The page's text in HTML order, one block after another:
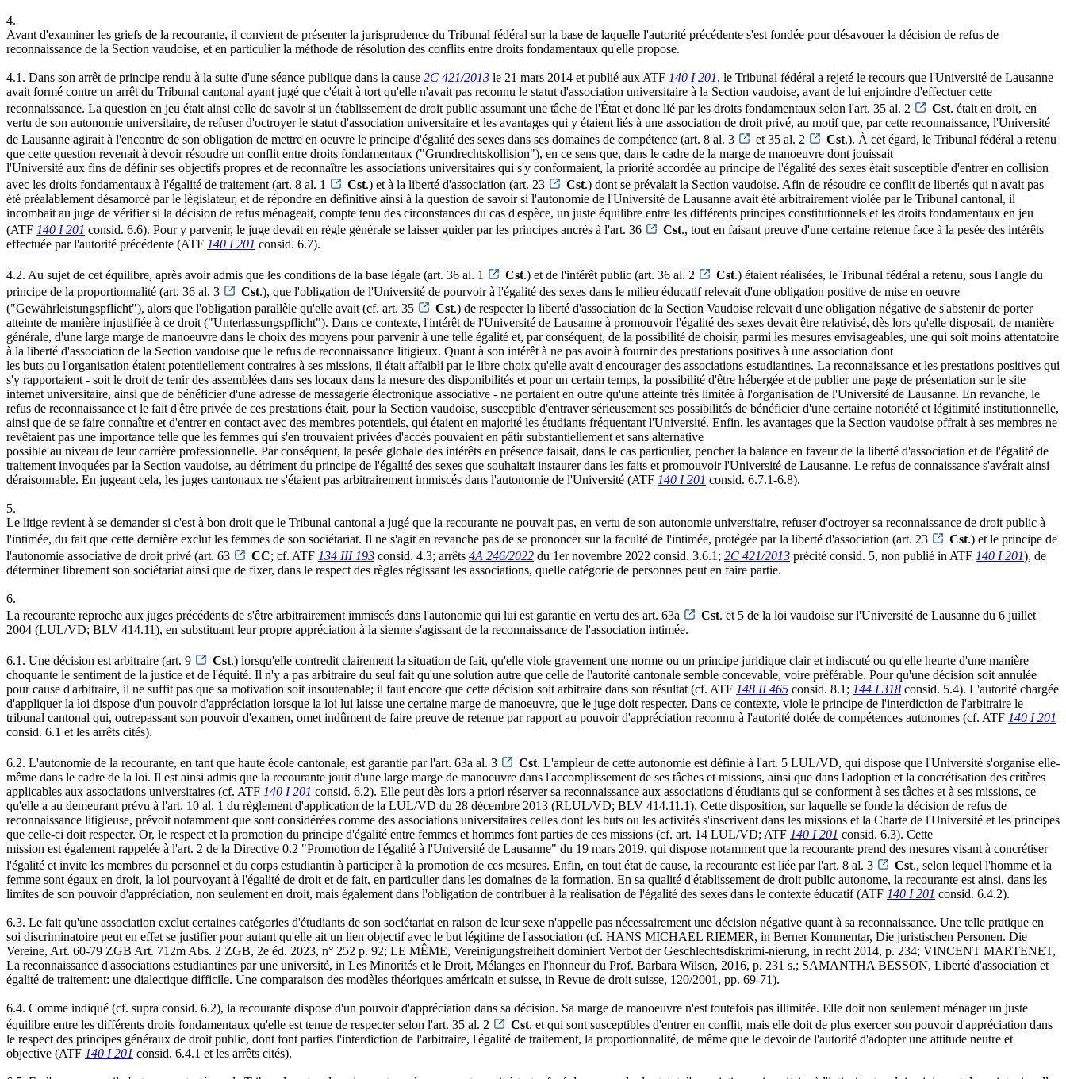
4.
Avant d'examiner les griefs de la recourante, il convient de présenter la jurisprudence du Tribunal fédéral sur la base de laquelle l'autorité précédente s'est fondée pour désavouer la décision de refus de
reconnaissance de la Section vaudoise, et en particulier la méthode de résolution des conflits entre droits fondamentaux qu'elle propose.
4.1. Dans son arrêt de principe rendu à la suite d'une séance publique dans la cause 2C 421/2013 le 21 mars 2014 et publié aux ATF 140 I 201, le Tribunal fédéral a rejeté le recours que l'Université de Lausanne
avait formé contre un arrêt du Tribunal cantonal ayant jugé que c'était à tort qu'elle n'avait pas reconnu le statut d'association universitaire à la Section vaudoise, avant de lui enjoindre d'effectuer cette
reconnaissance. La question en jeu était ainsi celle de savoir si un établissement de droit public assumant une tâche de l'État et donc lié par les droits fondamentaux selon l'art. 35 al. 2
Cst. était en droit, en
vertu de son autonomie universitaire, de refuser d'octroyer le statut d'association universitaire et les avantages qui y étaient liés à une association de droit privé, au motif que, par cette reconnaissance, l'Université
de Lausanne agirait à l'encontre de son obligation de mettre en oeuvre le principe d'égalité des sexes dans ses domaines de compétence (art. 8 al. 3
et 35 al. 2 Cst.). À cet égard, le Tribunal fédéral a retenu
que cette question revenait à devoir résoudre un conflit entre droits fondamentaux ("Grundrechtskollision"), en ce sens que, dans le cadre de la marge de manoeuvre dont jouissait
l'Université aux fins de définir ses objectifs propres et de reconnaître les associations universitaires qui s'y conformaient, la priorité accordée au principe de l'égalité des sexes était susceptible d'entrer en collision
avec les droits fondamentaux à l'égalité de traitement (art. 8 al. 1
Cst.) et à la liberté d'association (art. 23 Cst.) dont se prévalait la Section vaudoise. Afin de résoudre ce conflit de libertés qui n'avait pas
été préalablement désamorcé par le législateur, et de répondre en définitive ainsi à la question de savoir si l'autonomie de l'Université de Lausanne avait été arbitrairement violée par le Tribunal cantonal, il
incombait au juge de vérifier si la décision de refus ménageait, compte tenu des circonstances du cas d'espèce, un juste équilibre entre les différents principes constitutionnels et les droits fondamentaux en jeu
(ATF 140 I 201 consid. 6.6). Pour y parvenir, le juge devait en règle générale se laisser guider par les principes ancrés à l'art. 36 Cst., tout en faisant preuve d'une certaine retenue face à la pesée des intérêts
effectuée par l'autorité précédente (ATF 140 I 201 consid. 6.7).
4.2. Au sujet de cet équilibre, après avoir admis que les conditions de la base légale (art. 36 al. 1 Cst.) et de l'intérêt public (art. 36 al. 2 Cst.) étaient réalisées, le Tribunal fédéral a retenu, sous l'angle du
principe de la proportionnalité (art. 36 al. 3
Cst.), que l'obligation de l'Université de pourvoir à l'égalité des sexes dans le milieu éducatif relevait d'une obligation positive de mise en oeuvre
("Gewährleistungspflicht"), alors que l'obligation parallèle qu'elle avait (cf. art. 35
Cst.) de respecter la liberté d'association de la Section Vaudoise relevait d'une obligation négative de s'abstenir de porter
atteinte de manière injustifiée à ce droit ("Unterlassungspflicht"). Dans ce contexte, l'intérêt de l'Université de Lausanne à promouvoir l'égalité des sexes devait être relativisé, dès lors qu'elle disposait, de manière
générale, d'une large marge de manoeuvre dans le choix des moyens pour parvenir à une telle égalité et, par conséquent, de la possibilité de choisir, parmi les mesures envisageables, une qui soit moins attentatoire
à la liberté d'association de la Section vaudoise que le refus de reconnaissance litigieux. Quant à son intérêt à ne pas avoir à fournir des prestations positives à une association dont
les buts ou l'organisation étaient potentiellement contraires à ses missions, il était affaibli par le libre choix qu'elle avait d'encourager des associations estudiantines. La reconnaissance et les prestations positives qui
s'y rapportaient - soit le droit de tenir des assemblées dans ses locaux dans la mesure des disponibilités et pour un certain temps, la possibilité d'être hébergée et de publier une page de présentation sur le site
internet universitaire, ainsi que de bénéficier d'une adresse de messagerie électronique associative - ne portaient en outre qu'une atteinte très limitée à l'organisation de l'Université de Lausanne. En revanche, le
refus de reconnaissance et le fait d'être privée de ces prestations était, pour la Section vaudoise, susceptible d'entraver sérieusement ses possibilités de bénéficier d'une certaine notoriété et légitimité institutionnelle,
ainsi que de se faire connaître et d'entrer en contact avec des membres potentiels, qui étaient en majorité les étudiants fréquentant l'Université. Enfin, les avantages que la Section vaudoise offrait à ses membres ne
revêtaient pas une importance telle que les femmes qui s'en trouvaient privées d'accès pouvaient en pâtir substantiellement et sans alternative
possible au niveau de leur carrière professionnelle. Par conséquent, la pesée globale des intérêts en présence faisait, dans le cas particulier, pencher la balance en faveur de la liberté d'association et de l'égalité de
traitement invoquées par la Section vaudoise, au détriment du principe de l'égalité des sexes que souhaitait instaurer dans les faits et promouvoir l'Université de Lausanne. Le refus de connaissance s'avérait ainsi
déraisonnable. En jugeant cela, les juges cantonaux ne s'étaient pas arbitrairement immiscés dans l'autonomie de l'Université (ATF 140 I 201 consid. 6.7.1-6.8).
5.
Le litige revient à se demander si c'est à bon droit que le Tribunal cantonal a jugé que la recourante ne pouvait pas, en vertu de son autonomie universitaire, refuser d'octroyer sa reconnaissance de droit public à
l'intimée, du fait que cette dernière exclut les femmes de son sociétariat. Il ne s'agit en revanche pas de se prononcer sur la faculté de l'intimée, protégée par la liberté d'association (art. 23
Cst.) et le principe de
l'autonomie associative de droit privé (art. 63
CC; cf. ATF 134 III 193 consid. 4.3; arrêts 4A 246/2022 du 1er novembre 2022 consid. 3.6.1; 2C 421/2013 précité consid. 5, non publié in ATF 140 I 201), de
déterminer librement son sociétariat ainsi que de fixer, dans le respect des règles régissant les associations, quelle catégorie de personnes peut en faire partie.
6.
La recourante reproche aux juges précédents de s'être arbitrairement immiscés dans l'autonomie qui lui est garantie en vertu des art. 63a
Cst. et 5 de la loi vaudoise sur l'Université de Lausanne du 6 juillet
2004 (LUL/VD; BLV 414.11), en substituant leur propre appréciation à la sienne s'agissant de la reconnaissance de l'association intimée.
6.1. Une décision est arbitraire (art. 9 Cst.) lorsqu'elle contredit clairement la situation de fait, qu'elle viole gravement une norme ou un principe juridique clair et indiscuté ou qu'elle heurte d'une manière
choquante le sentiment de la justice et de l'équité. Il n'y a pas arbitraire du seul fait qu'une solution autre que celle de l'autorité cantonale semble concevable, voire préférable. Pour qu'une décision soit annulée
pour cause d'arbitraire, il ne suffit pas que sa motivation soit insoutenable; il faut encore que cette décision soit arbitraire dans son résultat (cf. ATF 148 II 465 consid. 8.1; 144 I 318 consid. 5.4). L'autorité chargée
d'appliquer la loi dispose d'un pouvoir d'appréciation lorsque la loi lui laisse une certaine marge de manoeuvre, que le juge doit respecter. Dans ce contexte, viole le principe de l'interdiction de l'arbitraire le
tribunal cantonal qui, outrepassant son pouvoir d'examen, omet indûment de faire preuve de retenue par rapport au pouvoir d'appréciation reconnu à l'autorité dotée de compétences autonomes (cf. ATF 140 I 201
consid. 6.1 et les arrêts cités).
6.2. L'autonomie de la recourante, en tant que haute école cantonale, est garantie par l'art. 63a al. 3 Cst. L'ampleur de cette autonomie est définie à l'art. 5 LUL/VD, qui dispose que l'Université s'organise elle-
même dans le cadre de la loi. Il est ainsi admis que la recourante jouit d'une large marge de manoeuvre dans l'accomplissement de ses tâches et missions, ainsi que dans l'adoption et la concrétisation des critères
applicables aux associations universitaires (cf. ATF 140 I 201 consid. 6.2). Elle peut dès lors a priori réserver sa reconnaissance aux associations d'étudiants qui se conforment à ses tâches et à ses missions, ce
qu'elle a au demeurant prévu à l'art. 10 al. 1 du règlement d'application de la LUL/VD du 28 décembre 2013 (RLUL/VD; BLV 414.11.1). Cette disposition, sur laquelle se fonde la décision de refus de
reconnaissance litigieuse, prévoit notamment que sont considérées comme des associations universitaires celles dont les buts ou les activités s'inscrivent dans les missions et la Charte de l'Université et les principes
que celle-ci doit respecter. Or, le respect et la promotion du principe d'égalité entre femmes et hommes font parties de ces missions (cf. art. 14 LUL/VD; ATF 140 I 201 consid. 6.3). Cette
mission est également rappelée à l'art. 2 de la Directive 0.2 "Promotion de l'égalité à l'Université de Lausanne" du 19 mars 2019, qui dispose notamment que la recourante prend des mesures visant à concrétiser
l'égalité et invite les membres du personnel et du corps estudiantin à participer à la promotion de ces mesures. Enfin, en tout état de cause, la recourante est liée par l'art. 8 al. 3
Cst., selon lequel l'homme et la
femme sont égaux en droit, la loi pourvoyant à l'égalité de droit et de fait, en particulier dans les domaines de la formation. En sa qualité d'établissement de droit public autonome, la recourante est ainsi, dans les
limites de son pouvoir d'appréciation, non seulement en droit, mais également dans l'obligation de contribuer à la réalisation de l'égalité des sexes dans le contexte éducatif (ATF 140 I 201 consid. 6.4.2).
6.3. Le fait qu'une association exclut certaines catégories d'étudiants de son sociétariat en raison de leur sexe n'appelle pas nécessairement une décision négative quant à sa reconnaissance. Une telle pratique en
soi discriminatoire peut en effet se justifier pour autant qu'elle ait un lien objectif avec le but légitime de l'association (cf. HANS MICHAEL RIEMER, in Berner Kommentar, Die juristischen Personen. Die
Vereine, Art. 60-79 ZGB Art. 712m Abs. 2 ZGB, 2e éd. 2023, n° 252 p. 92; LE MÊME, Vereinigungsfreiheit dominiert Verbot der Geschlechtsdiskrimi-nierung, in recht 2014, p. 234; VINCENT MARTENET,
La reconnaissance d'associations estudiantines par une université, in Les Minorités et le Droit, Mélanges en l'honneur du Prof. Barbara Wilson, 2016, p. 231 s.; SAMANTHA BESSON, Liberté d'association et
égalité de traitement: une dialectique difficile. Une comparaison des modèles théoriques américain et suisse, in Revue de droit suisse, 120/2001, pp. 69-71).
6.4. Comme indiqué (cf. supra consid. 6.2), la recourante dispose d'un pouvoir d'appréciation dans sa décision. Sa marge de manoeuvre n'est toutefois pas illimitée. Elle doit non seulement ménager un juste
équilibre entre les différents droits fondamentaux qu'elle est tenue de respecter selon l'art. 35 al. 2
Cst. et qui sont susceptibles d'entrer en conflit, mais elle doit de plus exercer son pouvoir d'appréciation dans
le respect des principes généraux de droit public, dont font parties l'interdiction de l'arbitraire, l'égalité de traitement, la proportionnalité, de même que le devoir de l'autorité d'adopter une attitude neutre et
objective (ATF 140 I 201 consid. 6.4.1 et les arrêts cités).